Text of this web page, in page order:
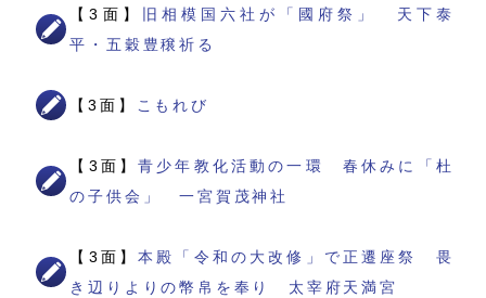
【3面】
旧相模国六社が「國府祭」 天下泰
平・五穀豊穣祈る
【3面】 こもれび
【3面】青少年教化活動の一環 春休みに「杜
の子供会」 一宮賀茂神社
【3面】本殿「令和の大改修」で正遷座祭 畏
き辺りよりの幣帛を奉り 太宰府天満宮